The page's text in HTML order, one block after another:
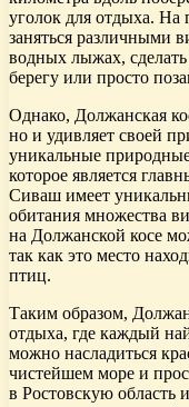
уголок для отдыха.
заняться различными
водных лыжах,
берегу или просто
Однако, Должанская
но и удивляет своей
уникальные
которое является
Сиваш имеет
обитания множества
на Должанской косе
так как это место
птиц.
Таким образом,
отдыха, где каждый
можно насладиться
чистейшем море и
в Ростовскую область